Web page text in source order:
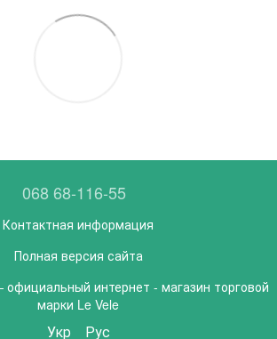
068 68-116-55
Контактная информация
Полная версия сайта
интернет - магазин торговой
марки Le Vele
Укр Рус